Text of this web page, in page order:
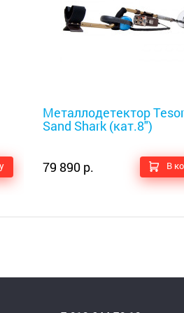
Металлодетектор
Sand Shark (кат.8")
79 890 р. В